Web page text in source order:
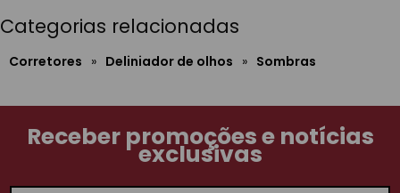
Categorias relacionadas
Corretores » Deliniador de olhos » Sombras
Receber promoções e notícias
exclusivas